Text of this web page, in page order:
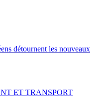
détournent les nouveaux
ET TRANSPORT